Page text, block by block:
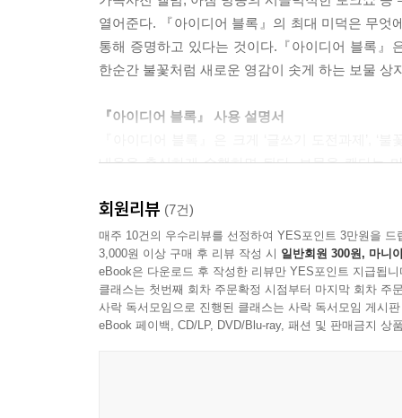
열어준다. 『아이디어 블록』의 최대 미덕은 무엇
통해 증명하고 있다는 것이다.『아이디어 블록』
한순간 불꽃처럼 새로운 영감이 솟게 하는 보물
『아이디어 블록』 사용 설명서
내용을 충실하게 수행하면 된다. 보물을 캔다는
글쓰기 도전 과제: 글쓰기 도전 과제들은 사진과
성냥을 갖고 장난하는 사진과 함께 실었다. 어떤
어느 쪽이든 좋다. 이 과제를 발전시켜서 좀 더 길
과제들은 ‘쓰면서 동시에 생각하는데’ 도움이 될
회원리뷰 (7건)
매주 10건의 우수리뷰를 선정하여 YES포인트 3만원을 드
3,000원 이상 구매 후 리뷰 작성 시 일반회원 300원, 마니
eBook은 다운로드 후 작성한 리뷰만 YES포인트 지급됩니
클래스는 첫번째 회차 주문확정 시점부터 마지막 회차 주
사락 독서모임으로 진행된 클래스는 사락 독서모임 게시
eBook 페이백, CD/LP, DVD/Blu-ray, 패션 및 판매금지 상